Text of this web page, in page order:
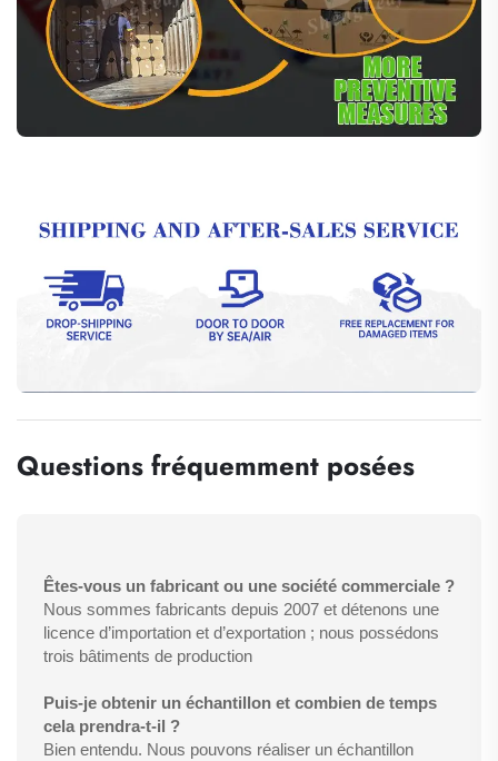
Questions fréquemment posées
Êtes-vous un fabricant ou une société commerciale ?
Nous sommes fabricants depuis 2007 et détenons une
licence d’importation et d’exportation ; nous possédons
trois bâtiments de production
Puis-je obtenir un échantillon et combien de temps
cela prendra-t-il ?
Bien entendu. Nous pouvons réaliser un échantillon